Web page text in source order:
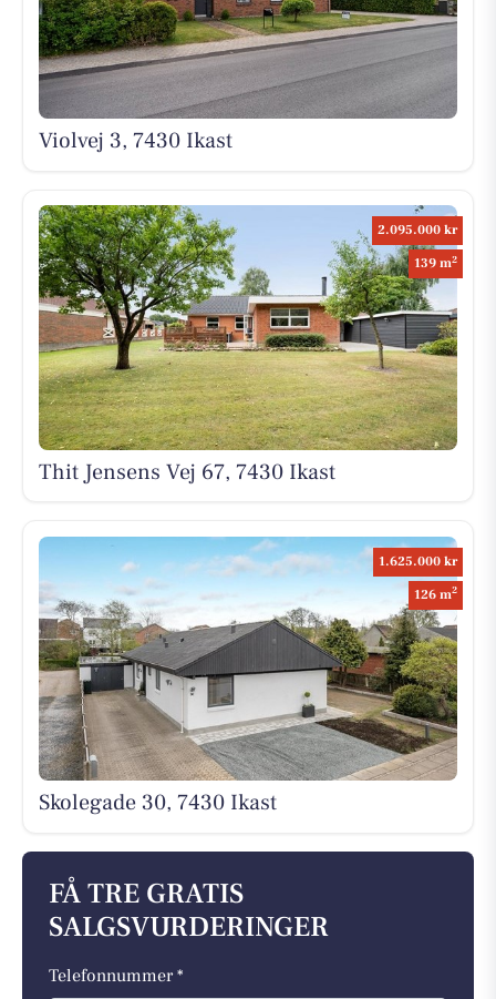
Violvej 3, 7430 Ikast
2.095.000 kr
139 m2
Thit Jensens Vej 67, 7430 Ikast
1.625.000 kr
126 m2
Skolegade 30, 7430 Ikast
FÅ TRE GRATIS
SALGSVURDERINGER
Telefonnummer *